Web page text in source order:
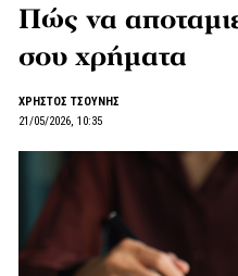
Πώς να
σου χρήματα
ΧΡΗΣΤΟΣ ΤΣΟΥΝΗΣ
21/05/2026, 10:35